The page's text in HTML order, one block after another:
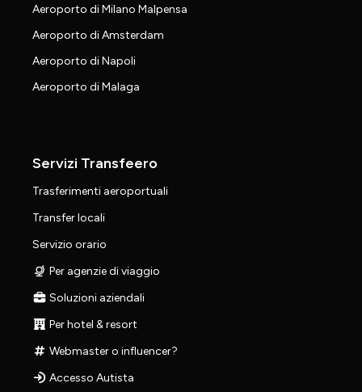
Aeroporto di Milano Malpensa
Aeroporto di Amsterdam
Aeroporto di Napoli
Aeroporto di Malaga
Servizi Transfeero
Trasferimenti aeroportuali
Transfer locali
Servizio orario
Per agenzie di viaggio
Soluzioni aziendali
Per hotel & resort
Webmaster o influencer?
Accesso Autista